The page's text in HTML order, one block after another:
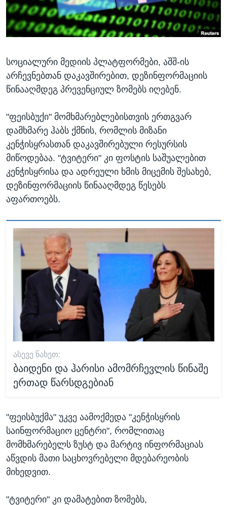
ᲡᲢᲣᲓᲘᲐ ᲕᲐᲨᲘᲜᲒᲢᲝᲜᲘ
ᲔᲙᲝᲜᲝᲛᲘᲙᲐ
ᲯᲐᲜᲛᲠᲗᲔᲚᲝᲑᲐ
ᲘᲜᲢᲔᲠᲕᲘᲣ
ᲙᲣᲚᲢᲣᲠᲐ
ᲓᲔᲖᲘᲜᲤᲝᲠᲛᲐᲪᲘᲐ
Learning English
ენები
სოციალური მედიის პლატფორმები, აშშ-ის
არჩევნებთან დაკავშირებით, დეზინფორმაციის
წინააღმდეგ პრევენციულ ზომებს იღებენ.
"ფეისბუქი" მომხმარებლებისთვის ერთგვარ
დამხმარე ჰაბს ქმნის, რომლის მიზანი
კენჭისყრასთან დაკავშირებული რესურსის
მიწოდებაა. "ტვიტერი" კი ფოსტის საშუალებით
კენჭისყრისა და ადრეული ხმის მიცემის შესახებ,
დეზინფორმაციის წინააღმდეგ წესებს
აფართოებს.
ᲐᲡᲔᲕᲔ ᲜᲐᲮᲔᲗ:
ბაიდენი და ჰარისი ამომრჩევლის წინაშე
ერთად წარსდგებიან
"ფეისბუქმა" უკვე აამოქმედა "კენჭისყრის
საინფორმაციო ცენტრი", რომლითაც
მომხმარებელს ზუსტ და მარტივ ინფორმაციას
აწვდის მათი საცხოვრებელი მდებარეობის
მიხედვით.
"ტვიტერი" კი დამატებით ზომებს,